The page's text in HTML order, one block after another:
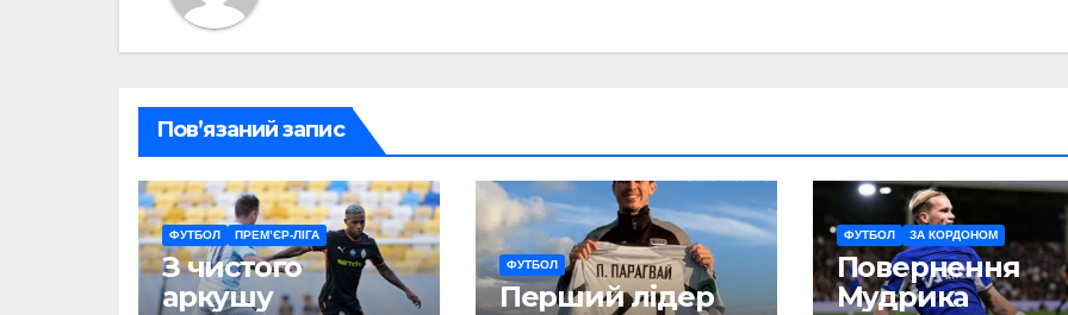
Пов’язаний запис
ФУТБОЛ ПРЕМ’ЄР-ЛІГА
З чистого
аркушу
ФУТБОЛ
Перший лідер
ФУТБОЛ ЗА КОРДОНОМ
Повернення
Мудрика